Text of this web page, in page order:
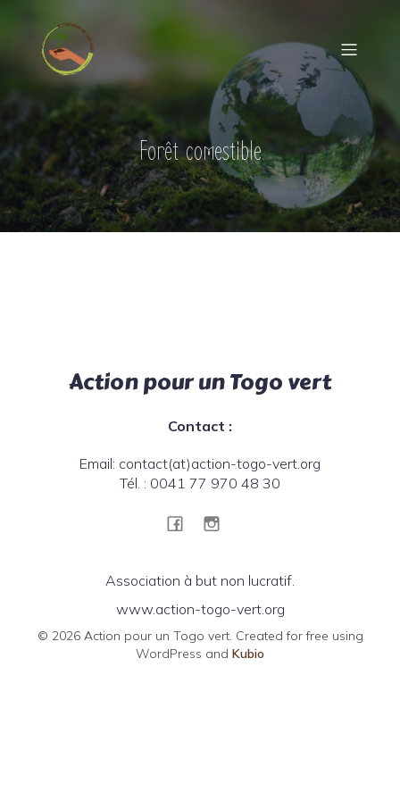
Forêt comestible
Action pour un Togo vert
Contact :
Email: contact(at)action-togo-vert.org
Tél. : 0041 77 970 48 30
Association à but non lucratif.
www.action-togo-vert.org
© 2026 Action pour un Togo vert. Created for free using
WordPress and Kubio